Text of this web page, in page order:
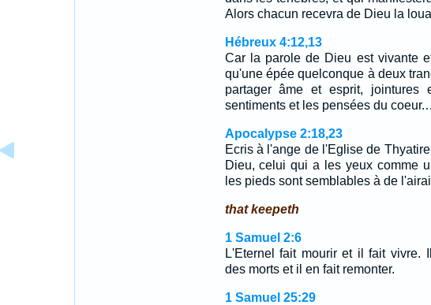
Alors chacun recevra de Dieu la
Hébreux 4:12,13
Car la parole de Dieu est vivante
qu'une épée quelconque à deux
partager âme et esprit,
sentiments et les pensées du
Apocalypse 2:18,23
Ecris à l'ange de l'Eglise de
Dieu, celui qui a les yeux comme
les pieds sont semblables à de
that keepeth
1 Samuel 2:6
L'Eternel fait mourir et il fait vivre.
des morts et il en fait remonter.
1 Samuel 25:29